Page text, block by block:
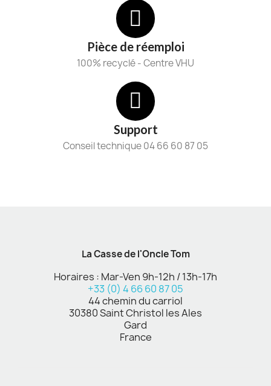
Pièce de réemploi
100% recyclé - Centre VHU
Support
Conseil technique 04 66 60 87 05
La Casse de l'Oncle Tom
Horaires : Mar-Ven 9h-12h / 13h-17h
+33 (0) 4 66 60 87 05
44 chemin du carriol
30380 Saint Christol les Ales
Gard
France